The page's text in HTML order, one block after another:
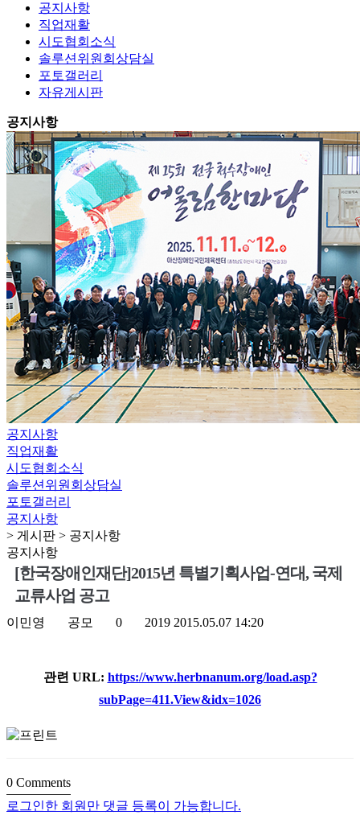
공지사항
직업재활
시도협회소식
솔루션위원회상담실
포토갤러리
자유게시판
공지사항
공지사항
직업재활
시도협회소식
솔루션위원회상담실
포토갤러리
공지사항
> 게시판 > 공지사항
공지사항
[한국장애인재단]2015년 특별기획사업-연대, 국제
교류사업 공고
이민영 공모 0 2019 2015.05.07 14:20
관련 URL: https://www.herbnanum.org/load.asp?
subPage=411.View&idx=1026
0 Comments
로그인한 회원만 댓글 등록이 가능합니다.